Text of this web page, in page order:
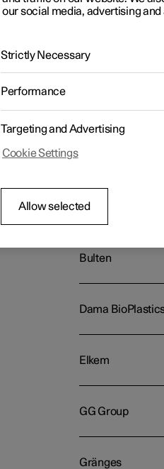
Autoliv
Borgstena
Bulten
Dama
Elkem
GG Group
Gränges
our social media, advertising
Strictly Necessary
Performance
Targeting and Advertising
Cookie Settings
Allow selected